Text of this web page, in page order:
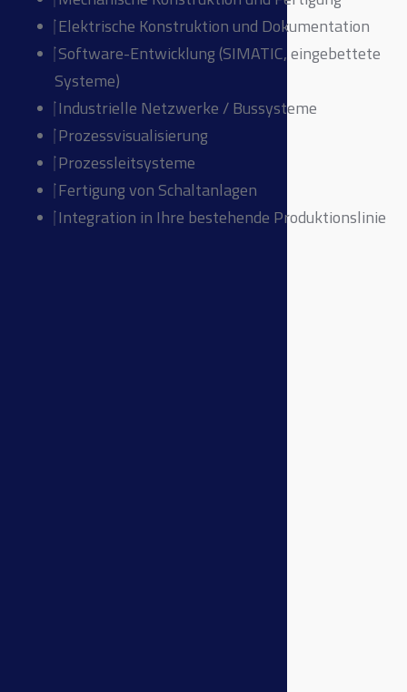
Elektrische Konstruktion und Dokumentation
Software-Entwicklung (SIMATIC, eingebettete
Systeme)
Industrielle Netzwerke / Bussysteme
Prozessvisualisierung
Prozessleitsysteme
Fertigung von Schaltanlagen
Integration in Ihre bestehende Produktionslinie